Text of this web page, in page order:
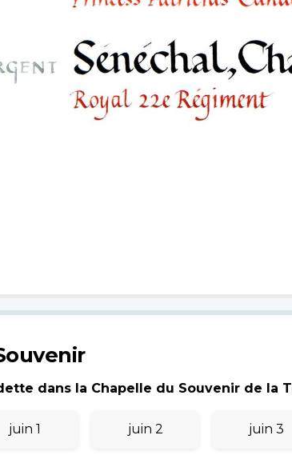
dans la Chapelle du Souvenir de la
juin 1 juin 2 juin 3